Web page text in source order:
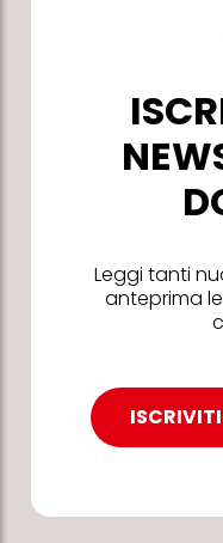
Leggi tanti
anteprima
ISCRIVITI